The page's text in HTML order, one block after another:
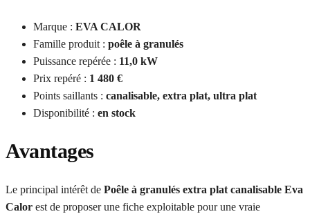
Marque : EVA CALOR
Famille produit : poêle à granulés
Puissance repérée : 11,0 kW
Prix repéré : 1 480 €
Points saillants : canalisable, extra plat, ultra plat
Disponibilité : en stock
Avantages
Le principal intérêt de Poêle à granulés extra plat canalisable Eva
Calor est de proposer une fiche exploitable pour une vraie